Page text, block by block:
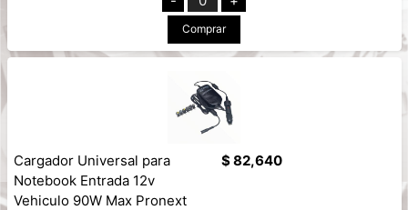
Comprar
Cargador Universal para
Notebook Entrada 12v
Vehiculo 90W Max Pronext
$ 82,640